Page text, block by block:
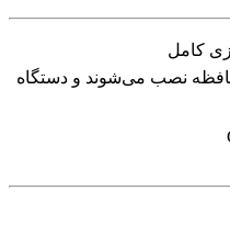
نصب می‌شوند و دستگاه